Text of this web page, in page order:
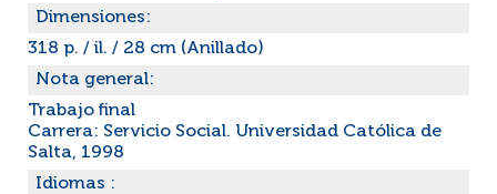
Dimensiones:
318 p. / il. / 28 cm (Anillado)
Nota general:
Trabajo final
Carrera: Servicio Social. Universidad Católica de
Salta, 1998
Idiomas :